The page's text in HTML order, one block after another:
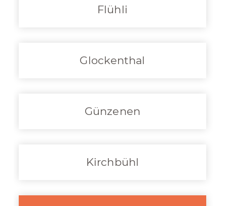
Flühli
Glockenthal
Günzenen
Kirchbühl